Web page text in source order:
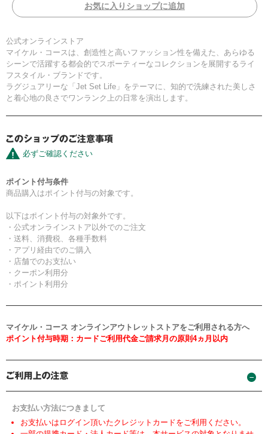
お気に入りショップに追加
公式オンラインストア
マイケル・コースは、創造性と高いファッション性を備えた、あらゆる
シーンで活躍する都会的でスポーティーなコレクションを展開するライ
フスタイル・ブランドです。
ラグジュアリーな「Jet Set Life」をテーマに、知的で洗練された美しさ
と着心地の良さでワンランク上の日常を演出します。
必ずご確認ください
ポイント付与条件
商品購入はポイント付与の対象です。
以下はポイント付与の対象外です。
・公式オンラインストア以外でのご注文
・送料、消費税、各種手数料
・アプリ経由でのご購入
・店舗でのお支払い
・クーポン利用分
・ポイント利用分
マイケル・コース オンラインアウトレットストアをご利用される方へ
ポイント付与時期：カードご利用代金ご請求月の原則4ヵ月以内
お支払い方法につきまして
お支払いはログイン頂いたクレジットカードをご利用ください。